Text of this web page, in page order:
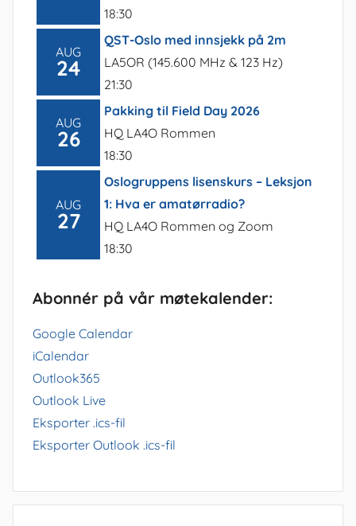
18:30
AUG
24
QST-Oslo med innsjekk på 2m
LA5OR (145.600 MHz & 123 Hz)
21:30
AUG
26
Pakking til Field Day 2026
HQ LA4O Rommen
18:30
AUG
27
Oslogruppens lisenskurs – Leksjon
1: Hva er amatørradio?
HQ LA4O Rommen og Zoom
18:30
Abonnér på vår møtekalender:
Google Calendar
iCalendar
Outlook365
Outlook Live
Eksporter .ics-fil
Eksporter Outlook .ics-fil